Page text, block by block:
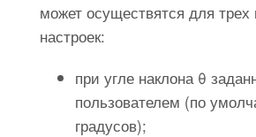
может осуществятся для трех
настроек:
при угле наклона θ
пользователем (по
градусов);